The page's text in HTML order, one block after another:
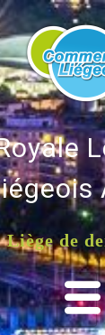
Liège de